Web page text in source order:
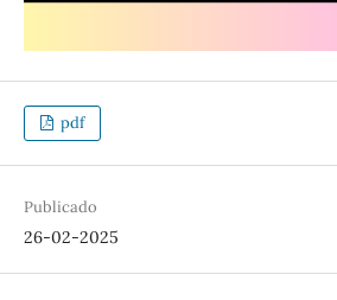
pdf
Publicado
26-02-2025